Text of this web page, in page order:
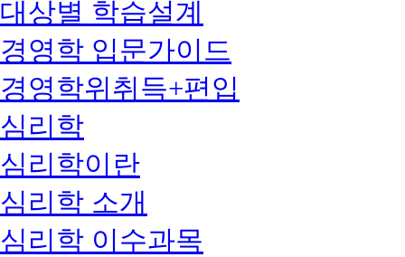
대상별 학습설계
경영학 입문가이드
경영학위취득+편입
심리학
심리학이란
심리학 소개
심리학 이수과목